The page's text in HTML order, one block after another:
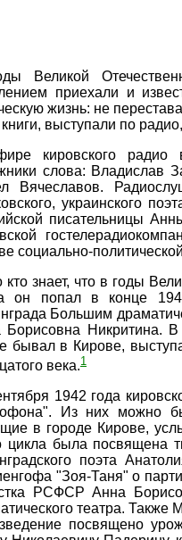
Великой
приехали и
жизнь: не
выступали по
кировского радио
слова: Владислав
Вячеславов.
украинского
писательницы
социально-
кто знает, что в годы
он попал в конце
Большим
Борисовна Никритина.
бывал в Кирове,
века.1
1942 года
Из них можно
в городе Кирове,
цикла была посвящена
поэта
"Зоя-Таня" о
РСФСР Анна
театра.
посвящено